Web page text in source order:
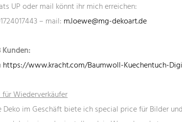
UP oder mail könnt ihr mich erreichen:
– mail: m.loewe@mg-dekoart.de
Kunden:
https://www.kracht.com/Baumwoll-Kuechentuch-
für Wiederverkäufer
Deko im Geschäft biete ich special price für Bilder
bei mir und wir stellen dein Wunschpacket
von Maren Löwe
weiterverarbeitet werden.
Büro: